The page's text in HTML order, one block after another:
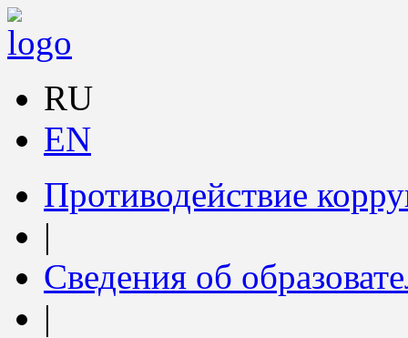
RU
EN
Противодействие
|
Сведения об
|